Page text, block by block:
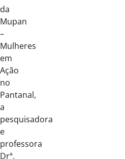
da
Mupan
–
Mulheres
em
Ação
no
Pantanal,
a
pesquisadora
e
professora
Drª.